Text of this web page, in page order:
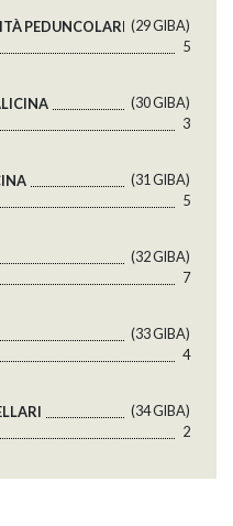
PEDUNCOLARE (29 GlBA)
5
(30 GlBA)
3
(31 GlBA)
5
(32 GlBA)
7
(33 GlBA)
4
(34 GlBA)
2